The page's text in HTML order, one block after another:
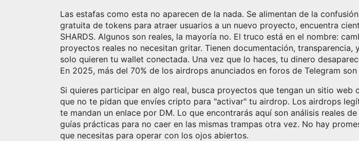
Las estafas como esta no aparecen de la nada. Se alimentan de la
gratuita de tokens para atraer usuarios a un nuevo proyecto, encuentra
SHARDS. Algunos son reales, la mayoría no. El truco está en el nombre:
proyectos reales no necesitan gritar. Tienen documentación,
solo quieren tu wallet conectada. Una vez que lo haces, tu dinero
En 2025, más del 70% de los airdrops anunciados en foros de Telegram son
Si quieres participar en algo real, busca proyectos que tengan un sitio
que no te pidan que envíes cripto para "activar" tu airdrop. Los airdrops
te mandan un enlace por DM. Lo que encontrarás aquí son análisis reales
guías prácticas para no caer en las mismas trampas otra vez. No hay
que necesitas para operar con los ojos abiertos.